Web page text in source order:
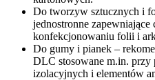
Do tworzyw sztucznych i
jednostronne
konfekcjonowaniu folii i
Do gumy i pianek –
DLC stosowane m.in. przy
izolacyjnych i elementów